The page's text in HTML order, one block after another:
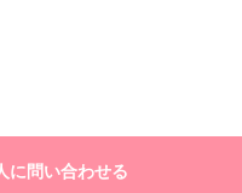
に問い合わせる